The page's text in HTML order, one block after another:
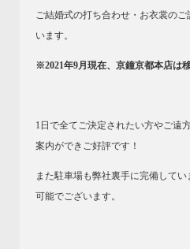
ご結婚式の打ち合わせ・お衣裳の
います。
※2021年9月現在、京鐘京都本店は
1日で全てご決定されたい方やご遠
案内ができご好評です！
また駐車場も弊社裏手に完備して
可能でございます。